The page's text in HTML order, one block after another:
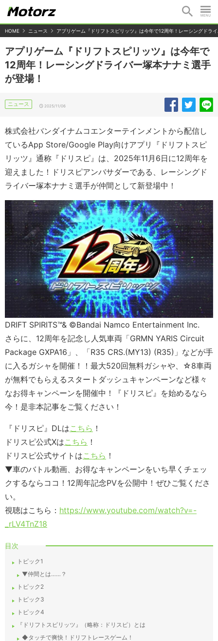
HOME ニュース アプリゲーム『ドリフトスピリッツ』は今年で12周年！レーシングドラ
アプリゲーム『ドリフトスピリッツ』は今年で
12周年！レーシングドライバー塚本ナナミ選手
が登場！
ニュース 2025/11/06
株式会社バンダイナムコエンターテインメントから配信し
ているApp Store/Google Play向けアプリ『ドリフトスピ
リッツ』通称『ドリスピ』は、2025年11月6日に12周年を
迎えました！ドリスピアンバサダーである、レーシングド
ライバー塚本ナナミ選手が仲間として新登場中！
DRIFT SPIRITS™& ©Bandai Namco Entertainment Inc.
さらに、12周年を記念し人気車両「GRMN YARIS Circuit
Package GXPA16」、「R35 CRS.(MY13) (R35)」などが手
に入るガシャを開催！！最大520回無料ガシャや、☆8車両
が無料でもらえるスタートダッシュキャンペーンなど様々
なお得キャンペーンを開催中！『ドリスピ』を始めるなら
今！是非本記事をご覧ください！
『ドリスピ』DLはこちら ！
ドリスピ公式Xはこちら ！
ドリスピ公式サイトはこちら ！
▼車のバトル動画、お得なキャンペーンをいち早くチェッ
クするならココ！12周年記念PVを公開中！ぜひご覧くださ
い。
視聴はこちら： https://www.youtube.com/watch?v=-
_rLV4TnZ18
目次
トピック1
▼仲間とは……？
トピック2
トピック3
トピック4
『ドリフトスピリッツ』（略称：ドリスピ）とは
◆タッチで爽快！ドリフトレースゲーム！